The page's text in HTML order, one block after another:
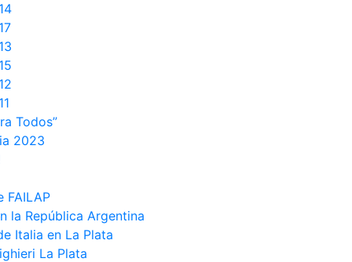
Todos”
2023
FAILAP
la República Argentina
Italia en La Plata
La Plata